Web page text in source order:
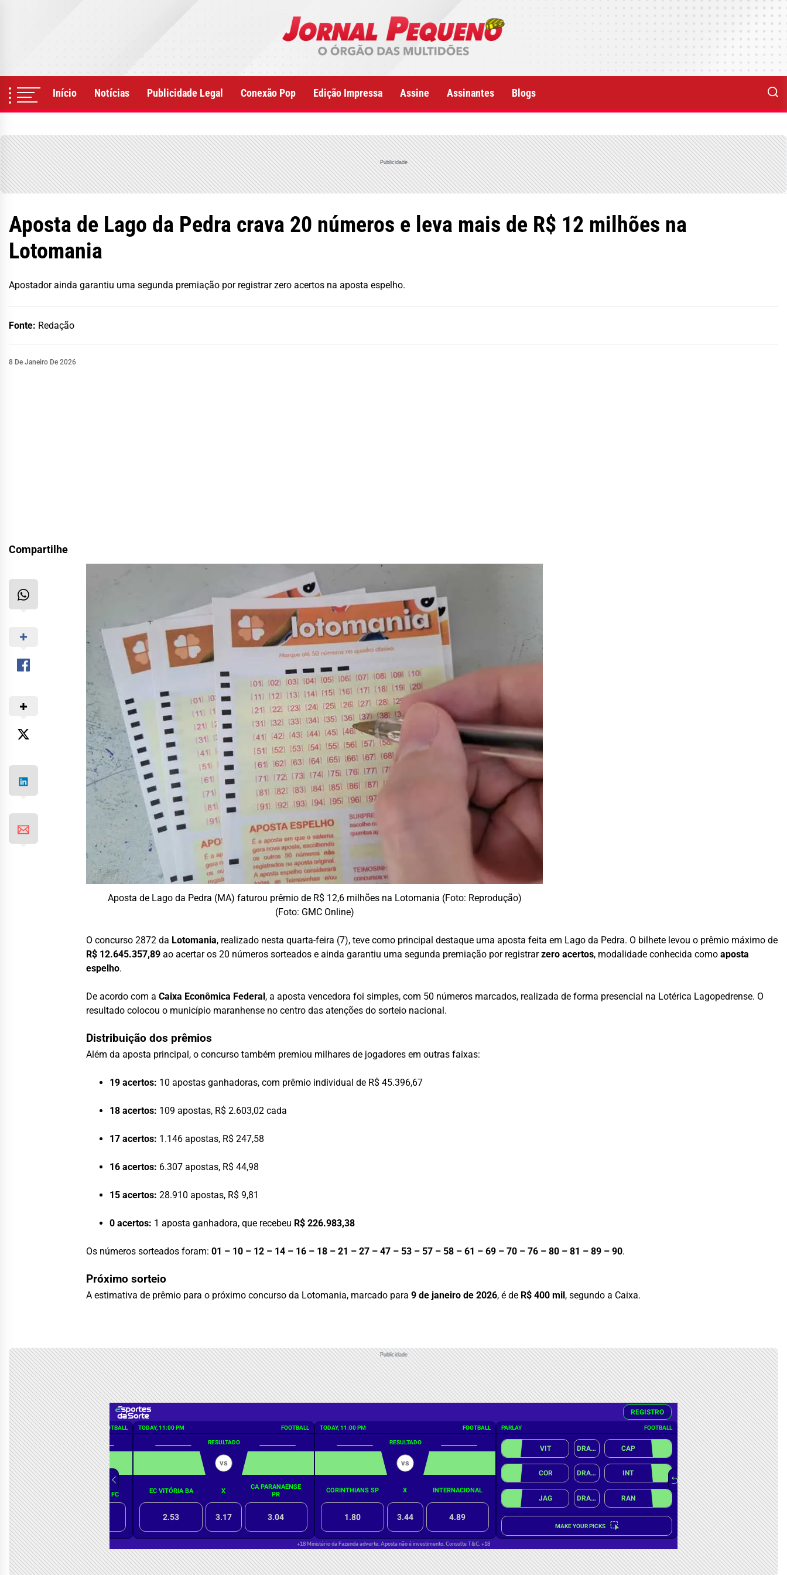
Início Notícias Publicidade Legal Conexão Pop Edição Impressa Assine Assinantes Blogs
Publicidade
Aposta de Lago da Pedra crava 20 números e leva mais de R$ 12 milhões na
Lotomania
Apostador ainda garantiu uma segunda premiação por registrar zero acertos na aposta espelho.
Fonte: Redação
8 De Janeiro De 2026
Compartilhe
Aposta de Lago da Pedra (MA) faturou prêmio de R$ 12,6 milhões na Lotomania (Foto: Reprodução)
(Foto: GMC Online)
O concurso 2872 da Lotomania, realizado nesta quarta-feira (7), teve como principal destaque uma aposta feita em Lago da Pedra. O bilhete levou o prêmio máximo de
R$ 12.645.357,89 ao acertar os 20 números sorteados e ainda garantiu uma segunda premiação por registrarzero acertos, modalidade conhecida comoaposta
espelho.
De acordo com aCaixa Econômica Federal , a aposta vencedora foi simples, com 50 números marcados, realizada de forma presencial na Lotérica Lagopedrense. O
resultado colocou o município maranhense no centro das atenções do sorteio nacional.
Distribuição dos prêmios
Além da aposta principal, o concurso também premiou milhares de jogadores em outras faixas:
19 acertos: 10 apostas ganhadoras, com prêmio individual de R$ 45.396,67
18 acertos: 109 apostas, R$ 2.603,02 cada
17 acertos: 1.146 apostas, R$ 247,58
16 acertos: 6.307 apostas, R$ 44,98
15 acertos: 28.910 apostas, R$ 9,81
0 acertos: 1 aposta ganhadora, que recebeu R$ 226.983,38
Os números sorteados foram:01 – 10 – 12 – 14 – 16 – 18 – 21 – 27 – 47 – 53 – 57 – 58 – 61 – 69 – 70 – 76 – 80 – 81 – 89 – 90.
Próximo sorteio
A estimativa de prêmio para o próximo concurso da Lotomania, marcado para9 de janeiro de 2026, é de R$ 400 mil , segundo a Caixa.
Publicidade